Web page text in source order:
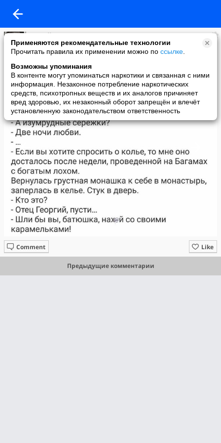
Применяются рекомендательные технологии
Прочитать правила их применении можно по ссылке
Возможны упоминания
В контенте могут упоминаться наркотики и связанная с ними
информация. Незаконное потребление наркотических
средств, психотропных веществ и их аналогов причиняет
вред здоровью, их незаконный оборот запрещён и влечёт
установленную законодательством ответственность
Сергей Гаврилин
added a photo
24 Dec в 16:58
Like
Comment
Предыдущие комментарии